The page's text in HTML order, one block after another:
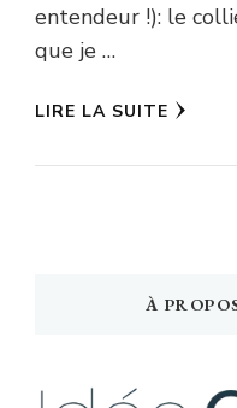
entendeur !): le
que je …
LIRE LA SUITE
À